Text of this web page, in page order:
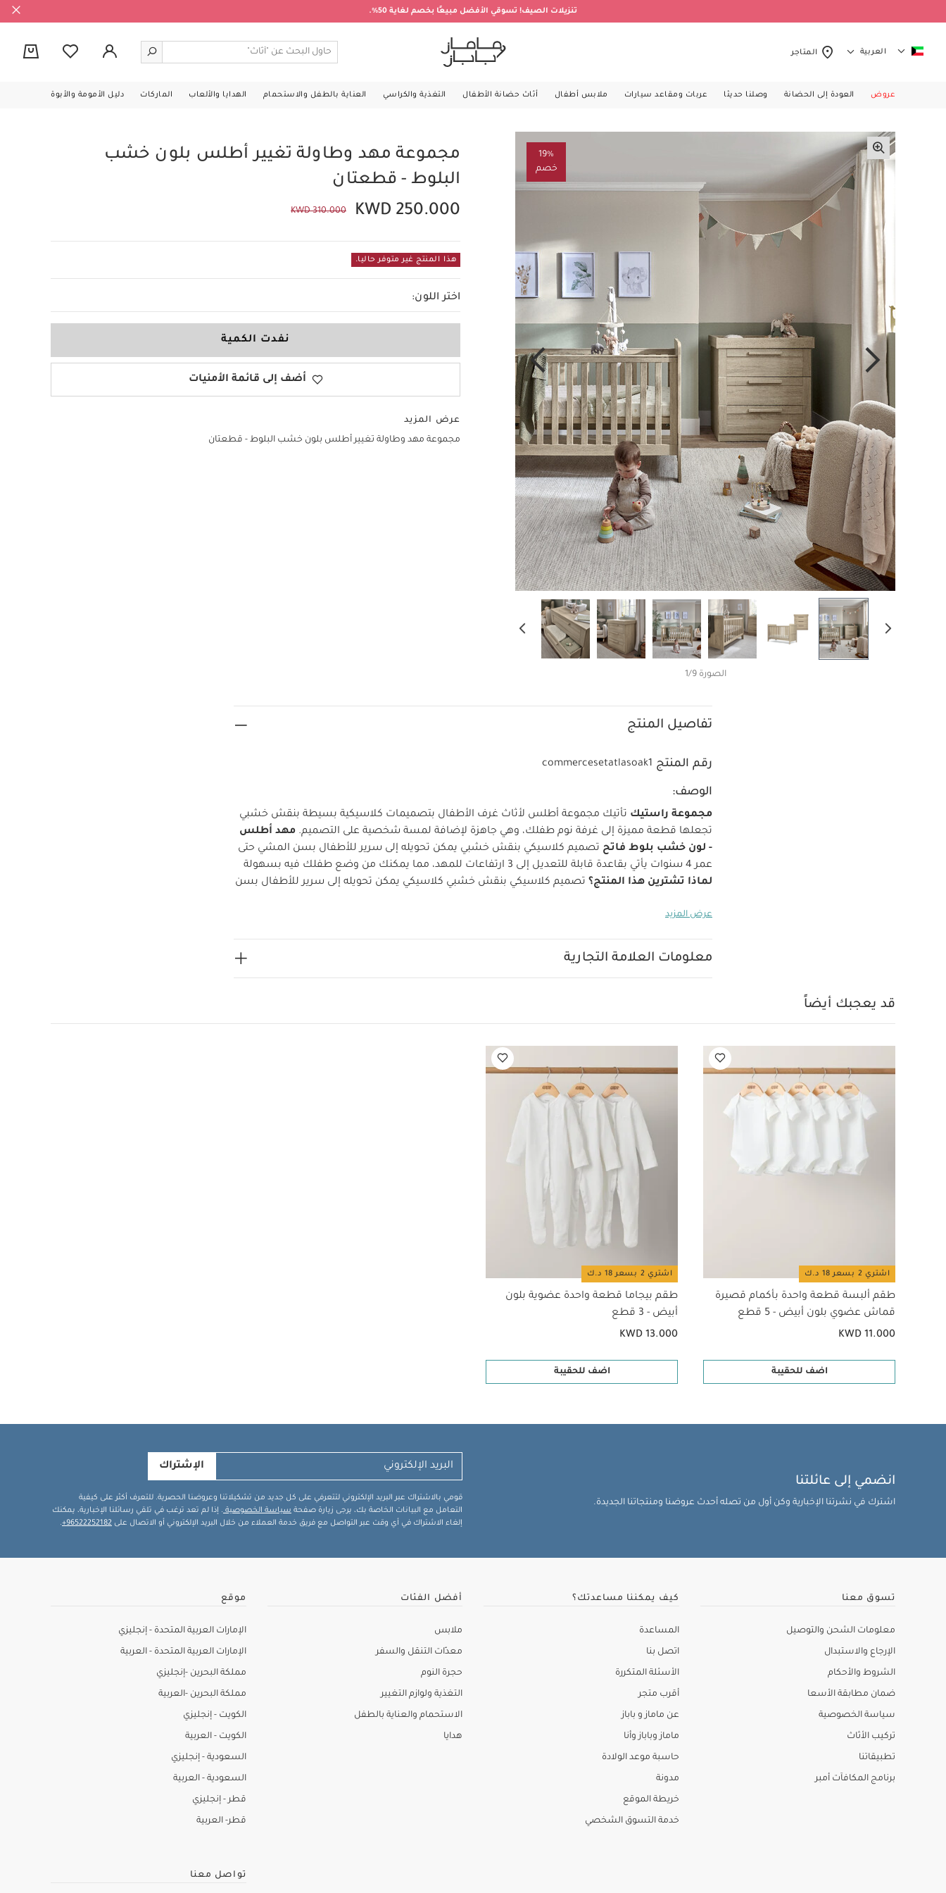
تنزيلات الصيف! تسوقي الأفضل مبيعًا بخصم لغاية 50%.
العربية المتاجر
عروض العودة إلى الحضانة وصلنا حديثا عربات ومقاعد سيارات ملابس أطفال أثاث حضانة الأطفال التغذية والكراسي العناية بالطفل والاستحمام الهدايا والألعاب الماركات دليل الأمومة والأبوة
19%
خصم
الصورة 1/9
مجموعة مهد وطاولة تغيير أطلس بلون خشب
البلوط - قطعتان
KWD 250.000
KWD 310.000
هذا المنتج غير متوفر حاليا.
اختر اللون:
نفدت الكمية
أضف إلى قائمة الأمنيات
عرض المزيد
مجموعة مهد وطاولة تغيير أطلس بلون خشب البلوط - قطعتان
تفاصيل المنتج
رقم المنتج commercesetatlasoak1
الوصف:
مجموعة راستيك تأتيك مجموعة أطلس لأثاث غرف الأطفال بتصميمات كلاسيكية بسيطة بنقش خشبي
تجعلها قطعة مميزة إلى غرفة نوم طفلك، وهي جاهزة لإضافة لمسة شخصية على التصميم. مهد أطلس
- لون خشب بلوط فاتح تصميم كلاسيكي بنقش خشبي يمكن تحويله إلى سرير للأطفال بسن المشي حتى
عمر 4 سنوات
يأتي بقاعدة قابلة للتعديل إلى 3 ارتفاعات للمهد، مما يمكنك من وضع طفلك فيه بسهولة
لماذا تشترين هذا المنتج؟ تصميم كلاسيكي بنقش خشبي كلاسيكي يمكن تحويله إلى سرير للأطفال بسن
العمر المناسب:
مرفقة:
طاولة تغيير أطلس - لون خشب بلوط فاتح
عرض المزيد
معلومات العلامة التجارية
قد يعجبك أيضاً
اشتري 2 بسعر 18 د.ك
طقم ألبسة قطعة واحدة بأكمام قصيرة
قماش عضوي بلون أبيض - 5 قطع
KWD 11.000
اضف للحقيبة
اشتري 2 بسعر 18 د.ك
طقم بيجاما قطعة واحدة عضوية بلون
أبيض - 3 قطع
KWD 13.000
اضف للحقيبة
انضمي إلى عائلتنا
اشترك في نشرتنا الإخبارية وكن أول من تصله أحدث عروضنا ومنتجاتنا الجديدة.
الإشتراك
قومي بالاشتراك عبر البريد الإلكتروني لتتعرفي على كل جديد من تشكيلاتنا وعروضنا الحصرية. للتعرف أكثر على كيفية
التعامل مع البيانات الخاصة بك، يرجى زيارة صفحة سياسة الخصوصية . إذا لم تعد ترغب في تلقي رسائلنا الإخبارية، يمكنك
إلغاء الاشتراك في أي وقت عبر التواصل مع فريق خدمة العملاء من خلال البريد الإلكتروني أو الاتصال على 96522252182+
.
تسوق معنا
معلومات الشحن والتوصيل
الإرجاع والاستبدال
الشروط والأحكام
ضمان مطابقة الأسعا
سياسة الخصوصية
تركيب الأثاث
تطبيقاتنا
برنامج المكافآت أمبر
كيف يمكننا مساعدتك؟
المساعدة
اتصل بنا
الأسئلة المتكررة
أقرب متجر
عن ماماز و باباز
ماماز وباباز وأنا
حاسبة موعد الولادة
مدونة
خريطة الموقع
خدمة التسوق الشخصي
أفضل الفئات
ملابس
معدّات التنقل والسفر
حجرة النوم
التغذية ولوازم التغيير
الاستحمام والعناية بالطفل
هدايا
موقع
الإمارات العربية المتحدة - إنجليزي
الإمارات العربية المتحدة - العربية
مملكة البحرين -إنجليزي
مملكة البحرين -العربية
الكويت - إنجليزي
الكويت - العربية
السعودية - إنجليزي
السعودية - العربية
قطر - إنجليزي
قطر- العربية
تواصل معنا